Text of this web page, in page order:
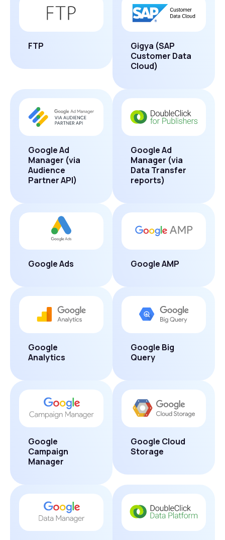
FTP
Gigya (SAP
Customer Data
Cloud)
Google Ad
Manager (via
Audience
Partner API)
Google Ad
Manager (via
Data Transfer
reports)
Google Ads Google AMP
Google
Analytics
Google Big
Query
Google
Campaign
Manager
Google Cloud
Storage